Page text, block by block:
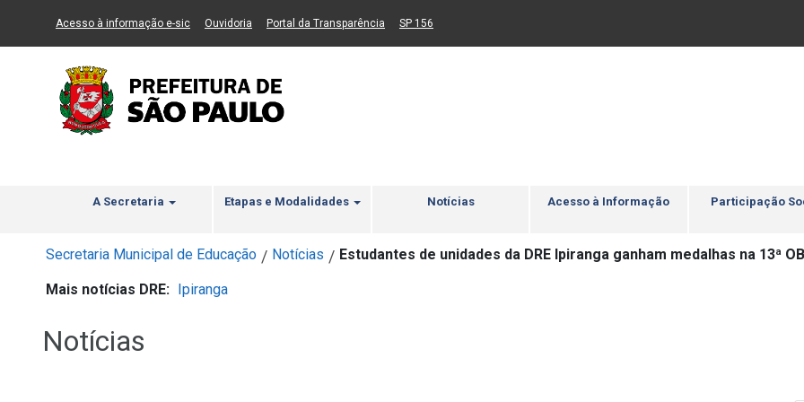
Ir ao Conteúdo Ir para menu principal 2 Ir para busca Ir para rodapé
Acesso à informação e-sic(Link para um novo sítio)
Ouvidoria (Link para um novo sítio)
Portal da Transparência (Link para um novo sítio)
SP 156
A Secretaria Etapas e Modalidades Notícias Acesso à Informação Participação
Secretaria Municipal de Educação / Notícias / Estudantes de unidades da DRE Ipiranga ganham medalhas na 13ª
Mais notícias DRE: Ipiranga
Notícias